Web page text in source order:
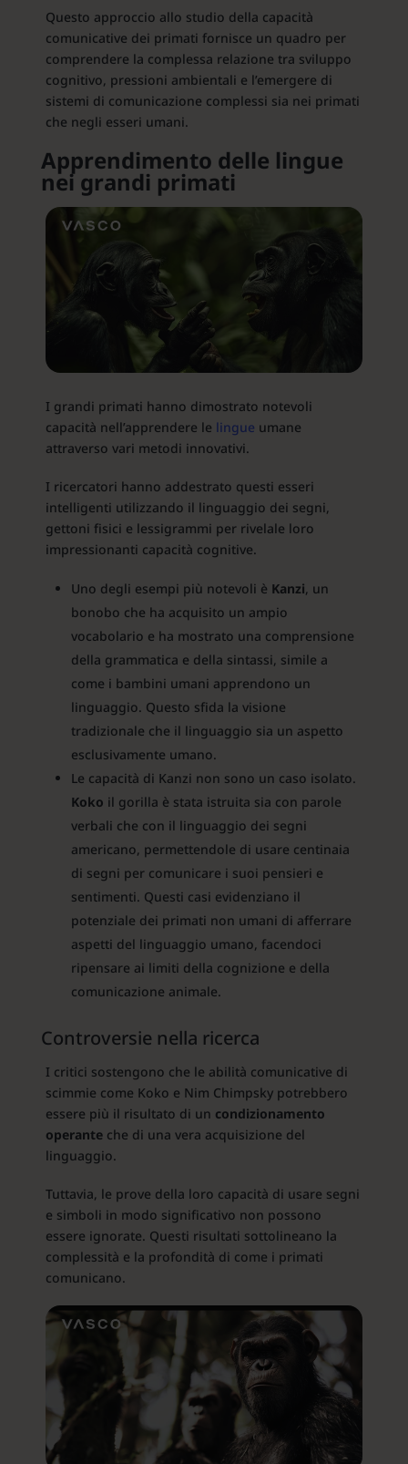
Questo approccio allo studio della capacità
comunicative dei primati fornisce un quadro per
comprendere la complessa relazione tra sviluppo
cognitivo, pressioni ambientali e l’emergere di
sistemi di comunicazione complessi sia nei primati
che negli esseri umani.
Apprendimento delle lingue
nei grandi primati
I grandi primati hanno dimostrato notevoli
capacità nell’apprendere le lingue umane
attraverso vari metodi innovativi.
I ricercatori hanno addestrato questi esseri
intelligenti utilizzando il linguaggio dei segni,
gettoni fisici e lessigrammi per rivelale loro
impressionanti capacità cognitive.
Uno degli esempi più notevoli è Kanzi, un
bonobo che ha acquisito un ampio
vocabolario e ha mostrato una comprensione
della grammatica e della sintassi, simile a
come i bambini umani apprendono un
linguaggio. Questo sfida la visione
tradizionale che il linguaggio sia un aspetto
esclusivamente umano.
Le capacità di Kanzi non sono un caso isolato.
Koko il gorilla è stata istruita sia con parole
verbali che con il linguaggio dei segni
americano, permettendole di usare centinaia
di segni per comunicare i suoi pensieri e
sentimenti. Questi casi evidenziano il
potenziale dei primati non umani di afferrare
aspetti del linguaggio umano, facendoci
ripensare ai limiti della cognizione e della
comunicazione animale.
Controversie nella ricerca
I critici sostengono che le abilità comunicative di
scimmie come Koko e Nim Chimpsky potrebbero
essere più il risultato di un condizionamento
operanteche di una vera acquisizione del
linguaggio.
Tuttavia, le prove della loro capacità di usare segni
e simboli in modo significativo non possono
essere ignorate. Questi risultati sottolineano la
complessità e la profondità di come i primati
comunicano.